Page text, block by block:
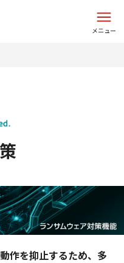
メニュー
作を抑止するため、多